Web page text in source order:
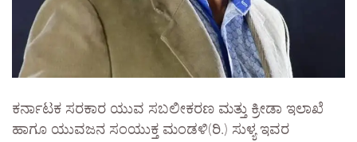
ಕರ್ನಾಟಕ ಸರಕಾರ ಯುವ ಸಬಲೀಕರಣ ಮತ್ತು ಕ್ರೀಡಾ ಇಲಾಖೆ
ಹಾಗೂ ಯುವಜನ ಸಂಯುಕ್ತ ಮಂಡಳಿ(ರಿ.) ಸುಳ್ಯ ಇವರ